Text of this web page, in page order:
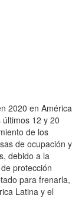
2020 en América
12 y 20
de los
de ocupación y
debido a la
protección
para frenarla,
Latina y el